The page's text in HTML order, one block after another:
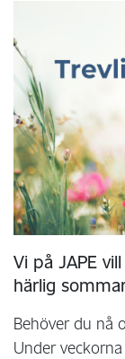
Vi på JAPE
härlig
Behöver du nå
Under